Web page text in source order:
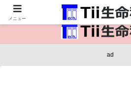
医療保健・生命・生物の情
ad
メニュー